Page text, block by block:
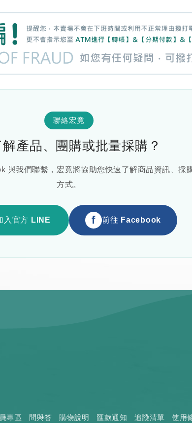
聯絡宏竟
產品、團購或批量採購？
與我們聯繫，宏竟將協助您快速了解商品資訊、採
方式。
入官方 LINE f 前往 Facebook
專區 問與答 購物說明 匯款通知 追蹤清單 使用